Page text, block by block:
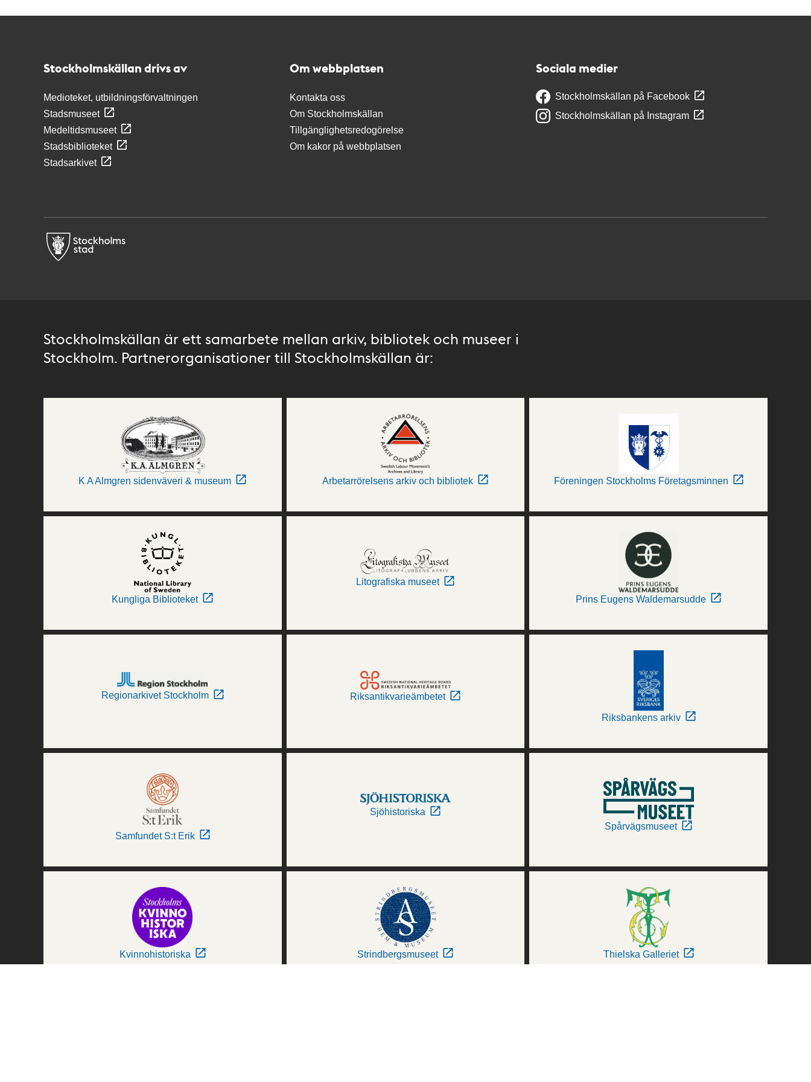
Stockholmskällan drivs av
Medioteket, utbildningsförvaltningen
Stadsmuseet
Medeltidsmuseet
Stadsbiblioteket
Stadsarkivet
Om webbplatsen
Kontakta oss
Om Stockholmskällan
Tillgänglighetsredogörelse
Om kakor på webbplatsen
Sociala medier
Stockholmskällan på Facebook
Stockholmskällan på Instagram
Stockholmskällan är ett samarbete mellan arkiv, bibliotek och museer i
Stockholm. Partnerorganisationer till Stockholmskällan är:
K A Almgren sidenväveri & museum Arbetarrörelsens arkiv och bibliotek Föreningen Stockholms Företagsminnen
Kungliga Biblioteket
Litografiska museet
Prins Eugens Waldemarsudde
Regionarkivet Stockholm Riksantikvarieämbetet
Riksbankens arkiv
Samfundet S:t Erik
Sjöhistoriska
Spårvägsmuseet
Kvinnohistoriska Strindbergsmuseet Thielska Galleriet